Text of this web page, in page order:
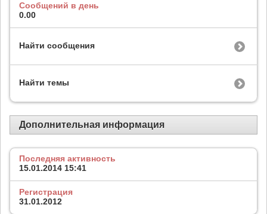
Сообщений в день
0.00
Найти сообщения
Найти темы
Дополнительная информация
Последняя активность
15.01.2014 15:41
Регистрация
31.01.2012